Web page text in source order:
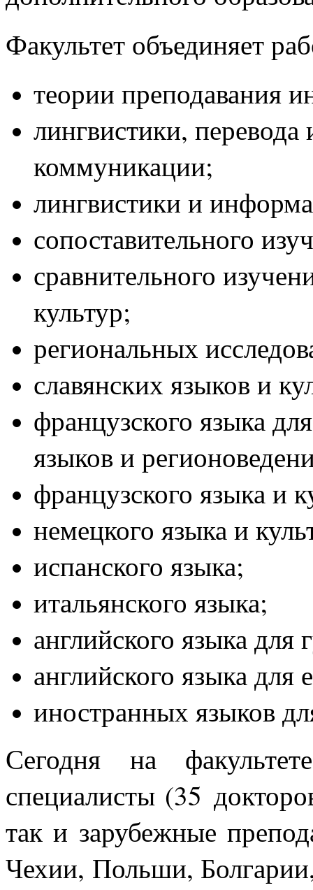
Факультет объединяет
теории преподавания
лингвистики,
коммуникации;
лингвистики и
сопоставительного
сравнительного
культур;
региональных
славянских языков и
французского языка
языков и
французского языка и
немецкого языка и
испанского языка;
итальянского языка;
английского языка для
английского языка для
иностранных языков
Сегодня на
специалисты (35
так и зарубежные
Чехии, Польши,